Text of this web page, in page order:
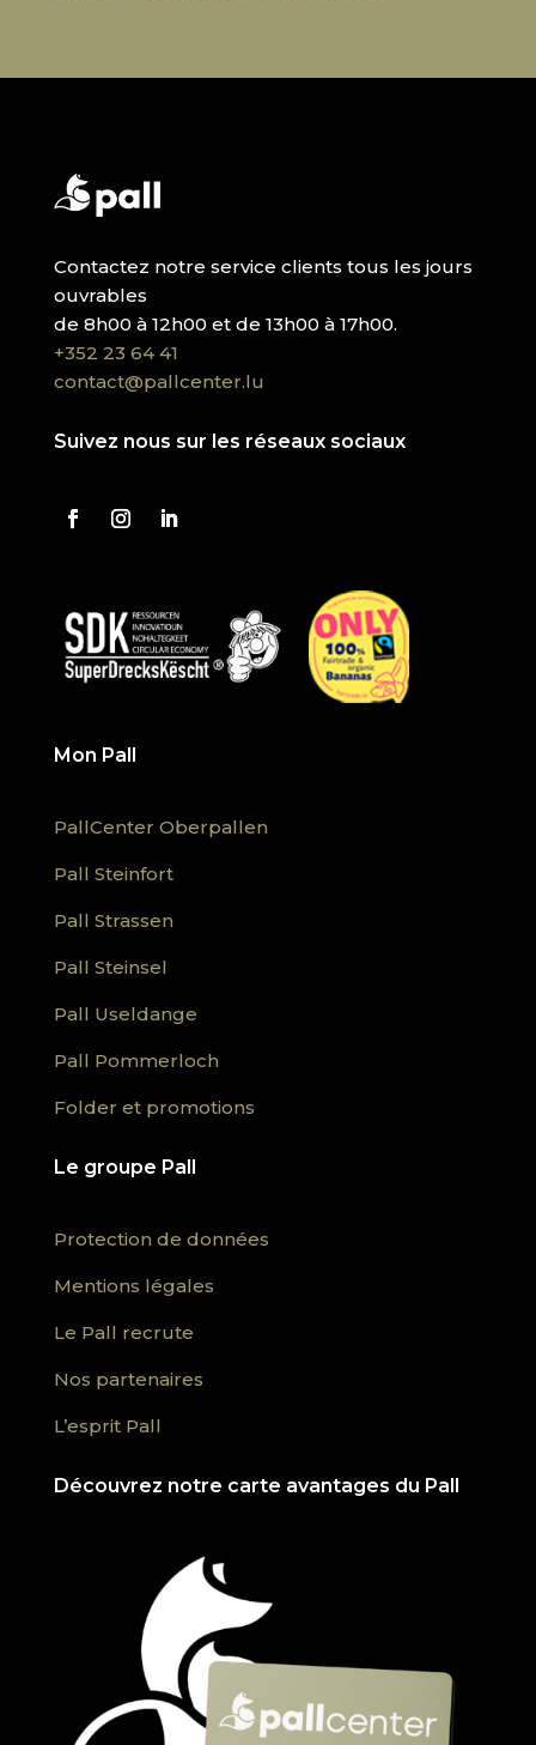
Contactez notre service clients tous les jours
ouvrables
de 8h00 à 12h00 et de 13h00 à 17h00.
+352 23 64 41
contact@pallcenter.lu
Suivez nous sur les réseaux sociaux
Mon Pall
PallCenter Oberpallen
Pall Steinfort
Pall Strassen
Pall Steinsel
Pall Useldange
Pall Pommerloch
Folder et promotions
Le groupe Pall
Protection de données
Mentions légales
Le Pall recrute
Nos partenaires
L’esprit Pall
Découvrez notre carte avantages du Pall